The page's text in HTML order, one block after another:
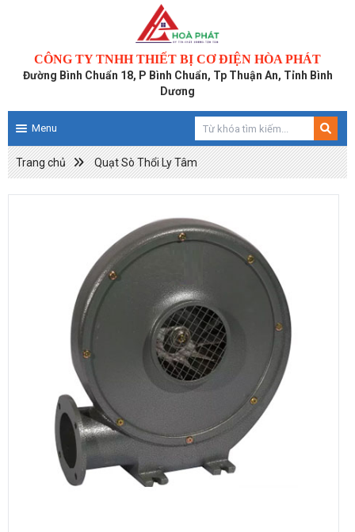
CÔNG TY TNHH THIẾT BỊ CƠ ĐIỆN HÒA PHÁT
Đường Bình Chuẩn 18, P Bình Chuẩn, Tp Thuận An, Tỉnh Bình
Dương
Menu
Trang chủ Quạt Sò Thổi Ly Tâm